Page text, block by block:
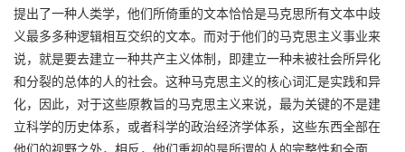
提出了一种人类学，他们所倚重的文本恰恰是马克思所有文本中歧
义最多多种逻辑相互交织的文本。而对于他们的马克思主义事业来
说，就是要去建立一种共产主义体制，即建立一种未被社会所异化
和分裂的总体的人的社会。这种马克思主义的核心词汇是实践和异
化，因此，对于这些原教旨的马克思主义来说，最为关键的不是建
立科学的历史体系，或者科学的政治经济学体系，这些东西全部在
他们的视野之外，相反，他们重视的是所谓的人的完整性和全面